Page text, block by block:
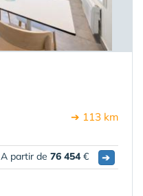
➔ 113 km
A partir de 76 454€ ➔